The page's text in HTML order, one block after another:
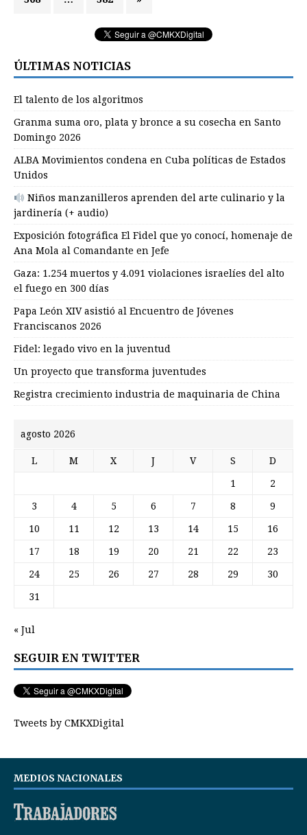
ÚLTIMAS NOTICIAS
El talento de los algoritmos
Granma suma oro, plata y bronce a su cosecha en Santo
Domingo 2026
ALBA Movimientos condena en Cuba políticas de Estados
Unidos
Niños manzanilleros aprenden del arte culinario y la
jardinería (+ audio)
Exposición fotográfica El Fidel que yo conocí, homenaje de
Ana Mola al Comandante en Jefe
Gaza: 1.254 muertos y 4.091 violaciones israelíes del alto
el fuego en 300 días
Papa León XIV asistió al Encuentro de Jóvenes
Franciscanos 2026
Fidel: legado vivo en la juventud
Un proyecto que transforma juventudes
Registra crecimiento industria de maquinaria de China
agosto 2026
L M X J V S D
1 2
3 4 5 6 7 8 9
10 11 12 13 14 15 16
17 18 19 20 21 22 23
24 25 26 27 28 29 30
31
« Jul
SEGUIR EN TWITTER
Tweets by CMKXDigital
MEDIOS NACIONALES